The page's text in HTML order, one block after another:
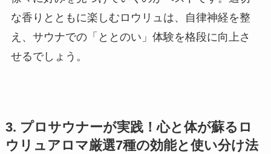
な香りとともに楽しむロウリュは、自律神経を整
え、サウナでの「ととのい」体験を格段に向上さ
せるでしょう。
3. プロサウナーが実践！心と体が蘇るロ
ウリュアロマ厳選7種の効能と使い分け法